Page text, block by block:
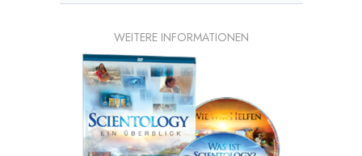
WEITERE INFORMATIONEN